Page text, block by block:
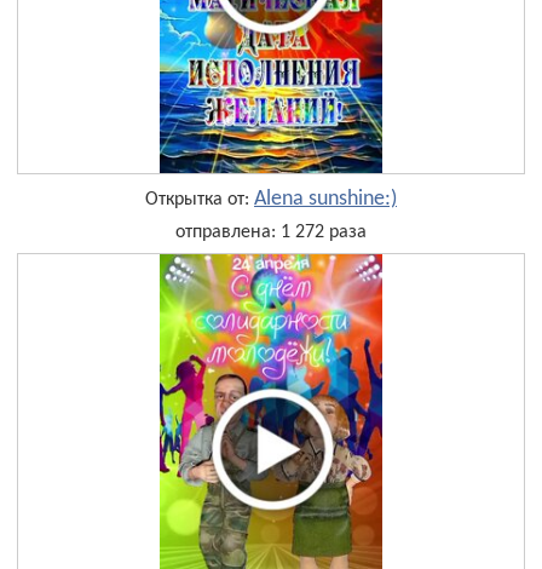
Открытка от: Alena sunshine:)
отправлена: 1 272 раза